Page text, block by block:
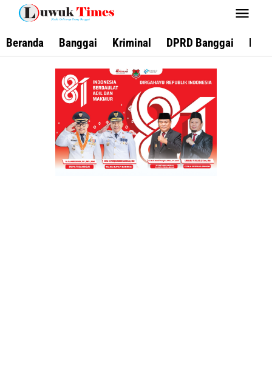
Lewati
konten
Beranda Banggai Kriminal DPRD Banggai